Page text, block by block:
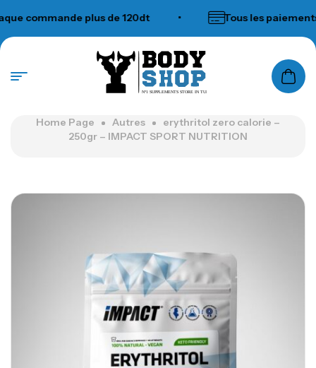
commande plus de 120dt Tous les paiements
N°1 SUPPLEMENTS STORE IN TUNISIA
Home Page Autres
erythritol zero calorie –
250gr – IMPACT SPORT NUTRITION